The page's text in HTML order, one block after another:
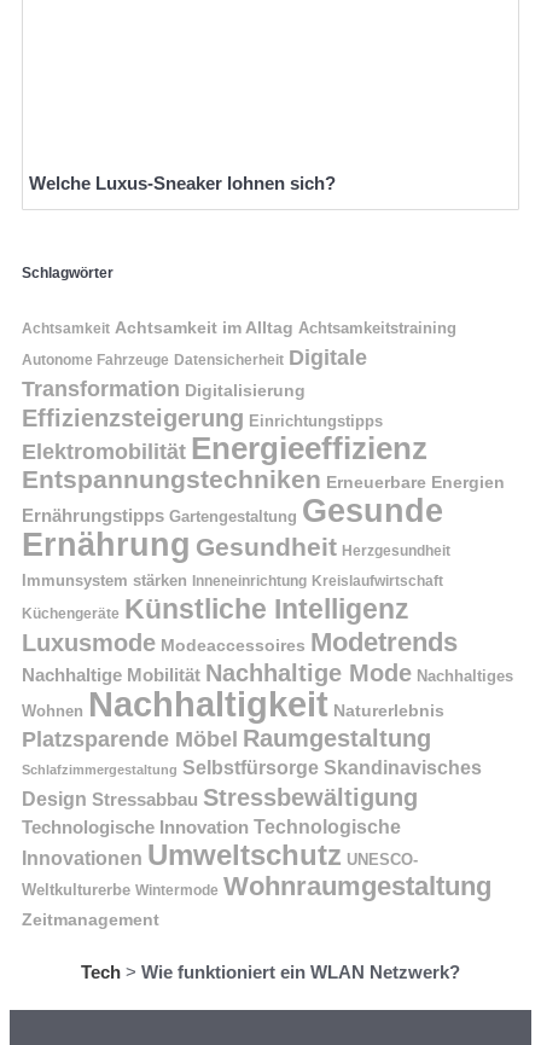
Welche Luxus-Sneaker lohnen sich?
Schlagwörter
Achtsamkeit Achtsamkeit im Alltag Achtsamkeitstraining
Autonome Fahrzeuge Datensicherheit Digitale
Transformation Digitalisierung
Effizienzsteigerung Einrichtungstipps
Elektromobilität Energieeffizienz
Entspannungstechniken Erneuerbare Energien
Ernährungstipps Gartengestaltung Gesunde
Ernährung Gesundheit Herzgesundheit
Immunsystem stärken Inneneinrichtung Kreislaufwirtschaft
Küchengeräte Künstliche Intelligenz
Luxusmode Modeaccessoires Modetrends
Nachhaltige Mobilität Nachhaltige Mode Nachhaltiges
Wohnen Nachhaltigkeit Naturerlebnis
Platzsparende Möbel Raumgestaltung
Schlafzimmergestaltung Selbstfürsorge Skandinavisches
Design Stressabbau Stressbewältigung
Technologische Innovation Technologische
Innovationen Umweltschutz UNESCO-
Weltkulturerbe Wintermode Wohnraumgestaltung
Zeitmanagement
Tech > Wie funktioniert ein WLAN Netzwerk?